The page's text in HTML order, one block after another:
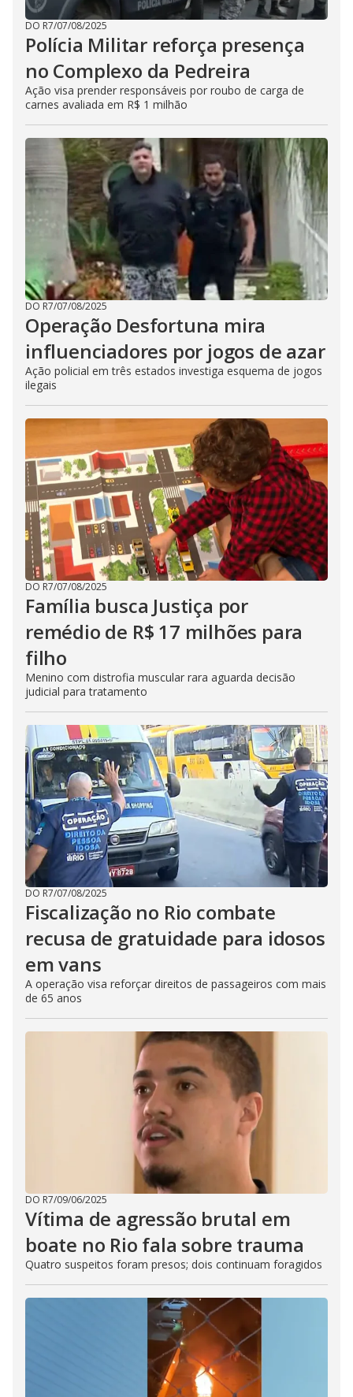
DO R7/07/08/2025
Polícia Militar reforça presença
no Complexo da Pedreira
Ação visa prender responsáveis por roubo de carga de
carnes avaliada em R$ 1 milhão
DO R7/07/08/2025
Operação Desfortuna mira
influenciadores por jogos de azar
Ação policial em três estados investiga esquema de jogos
ilegais
DO R7/07/08/2025
Família busca Justiça por
remédio de R$ 17 milhões para
filho
Menino com distrofia muscular rara aguarda decisão
judicial para tratamento
DO R7/07/08/2025
Fiscalização no Rio combate
recusa de gratuidade para idosos
em vans
A operação visa reforçar direitos de passageiros com mais
de 65 anos
DO R7/09/06/2025
Vítima de agressão brutal em
boate no Rio fala sobre trauma
Quatro suspeitos foram presos; dois continuam foragidos